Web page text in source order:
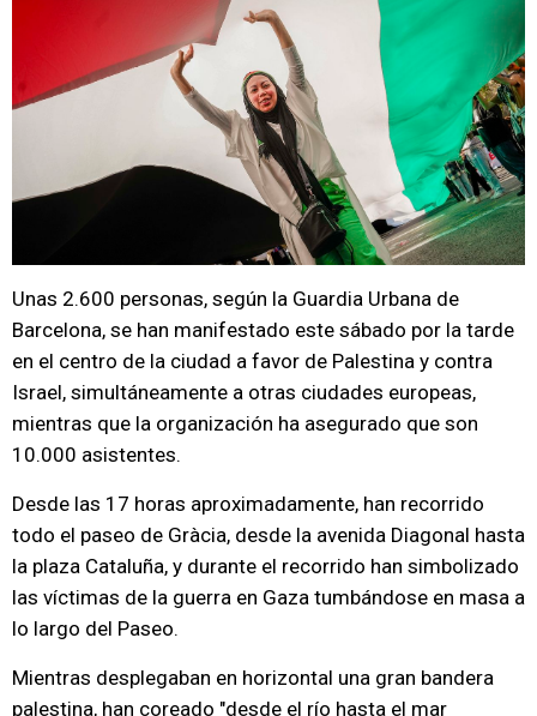
Unas 2.600 personas, según la Guardia Urbana de
Barcelona, se han manifestado este sábado por la tarde
en el centro de la ciudad a favor de Palestina y contra
Israel, simultáneamente a otras ciudades europeas,
mientras que la organización ha asegurado que son
10.000 asistentes.
Desde las 17 horas aproximadamente, han recorrido
todo el paseo de Gràcia, desde la avenida Diagonal hasta
la plaza Cataluña, y durante el recorrido han simbolizado
las víctimas de la guerra en Gaza tumbándose en masa a
lo largo del Paseo.
Mientras desplegaban en horizontal una gran bandera
palestina, han coreado "desde el río hasta el mar